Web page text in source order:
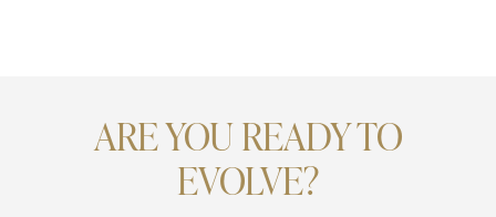
ARE YOU READY TO
EVOLVE?